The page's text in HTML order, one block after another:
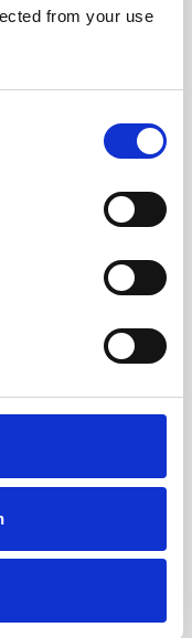
from your use